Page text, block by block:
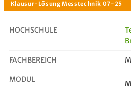
Klausur-Lösung Messtechnik
HOCHSCHULE
FACHBEREICH
MODUL